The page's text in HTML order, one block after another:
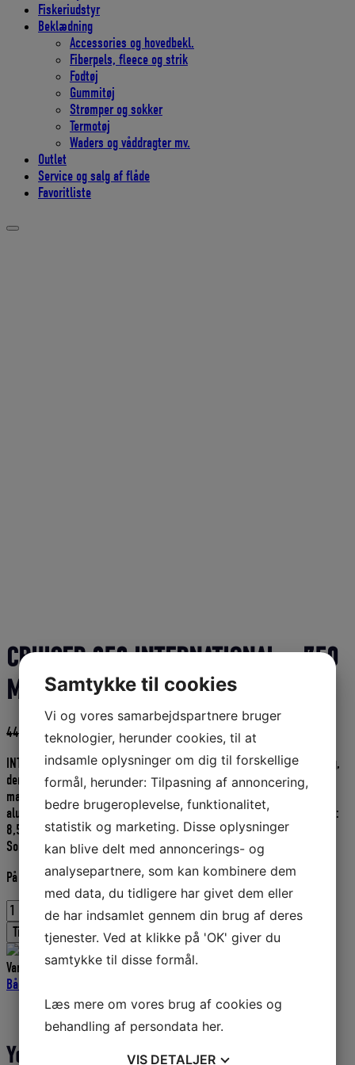
Fiskeriudstyr
Beklædning
Accessories og hovedbekl.
Fiberpels, fleece og strik
Fodtøj
Gummitøj
Strømper og sokker
Termotøj
Waders og våddragter mv.
Outlet
Service og salg af flåde
Favoritliste
CRUISER 250 INTERNATIONAL – 750
ML BLACK
449,00 DKKDen
oprindelige
pris
var:
449,00 DKK.
381,65DKKDen
aktuelle
pris
er:
381,65 DKK.
INTERNATIONAL CRUISER 250 er en effektiv selvpolerende bundmaling,
der yder god beskyttelse mod begroning. Opbygger ikke tykke lag
maling over flere sæsoner. Bruges på glasfiber, stål, bly, træ og
aluminium. Fartområde op til ca. 30 knob. Fortynder: nr.3. Rækkeevne:
8,5 m.-/l.
Sort – 0,75 liter.
På lager
CRUISER
250
INTERNATIONAL
-
750
ML
Tilføj til kurv
Varenummer (SKU):P1632020 Kategorier:
Bådudstyr
Yderligere information
Samtykke til cookies
Vi og vores samarbejdspartnere bruger
teknologier, herunder cookies, til at
indsamle oplysninger om dig til forskellige
formål, herunder: Tilpasning af annoncering,
bedre brugeroplevelse, funktionalitet,
statistik og marketing. Disse oplysninger
kan blive delt med annoncerings- og
analysepartnere, som kan kombinere dem
med data, du tidligere har givet dem eller
de har indsamlet gennem din brug af deres
tjenester. Ved at klikke på 'OK' giver du
samtykke til disse formål.
Læs mere om vores brug af cookies og
behandling af persondata her.
VIS DETALJER